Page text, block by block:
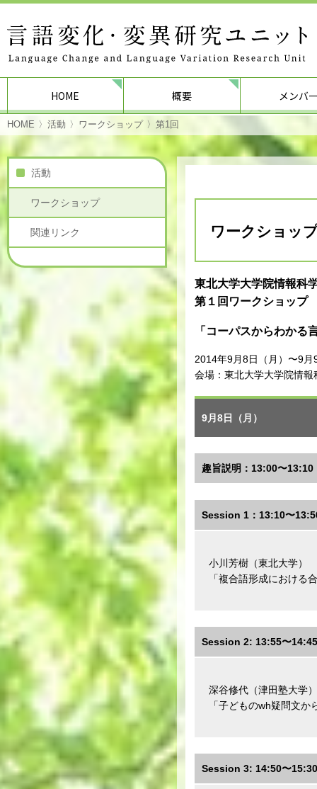
HOME 概要 メンバ
HOME 活動 ワークショップ 第1回
活動
ワークショップ
関連リンク ワークショッ
東北大学大学院情報科
第１回ワークショップ
「コーパスからわかる
2014年9月8日（月）〜9月
会場：東北大学大学院情
9月8日（月）
趣旨説明：13:00〜13:10
Session 1：13:10〜
小川芳樹（東北大学）
「複合語形成における
Session 2: 13:55〜14:45
深谷修代（津田塾大学）
「子どものwh疑問文
Session 3: 14:50〜15:30